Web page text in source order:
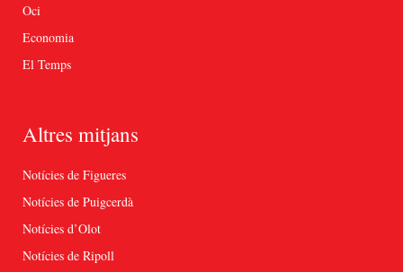
Oci
Economia
El Temps
Altres mitjans
Notícies de Figueres
Notícies de Puigcerdà
Notícies d’Olot
Notícies de Ripoll